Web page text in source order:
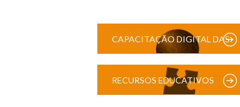
CAPACITAÇÃO DIGITAL DAS
RECURSOS EDUCATIVOS